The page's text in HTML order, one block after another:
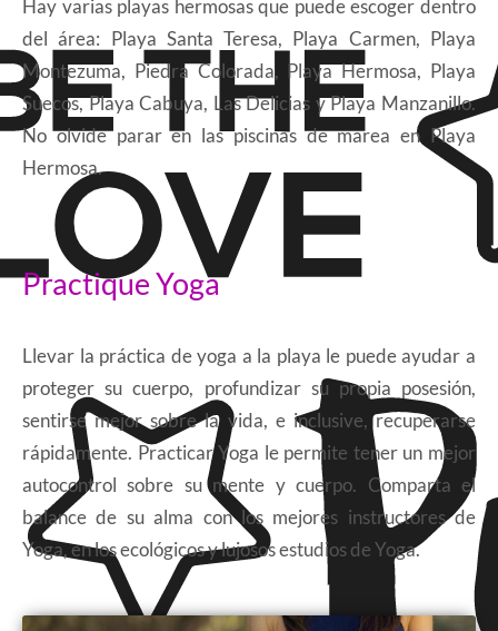
Hay varias playas hermosas que puede escoger dentro
del área: Playa Santa Teresa, Playa Carmen, Playa
Montezuma, Piedra Colorada, Playa Hermosa, Playa
Suecos, Playa Cabuya, Las Delicias y Playa Manzanillo.
No olvide parar en las piscinas de marea en Playa
Hermosa.
Practique Yoga
Llevar la práctica de yoga a la playa le puede ayudar a
proteger su cuerpo, profundizar su propia posesión,
sentirse mejor sobre la vida, e inclusive, recuperarse
rápidamente. Practicar Yoga le permite tener un mejor
autocontrol sobre su mente y cuerpo. Comparta el
balance de su alma con los mejores instructores de
Yoga, en los ecológicos y lujosos estudios de Yoga.